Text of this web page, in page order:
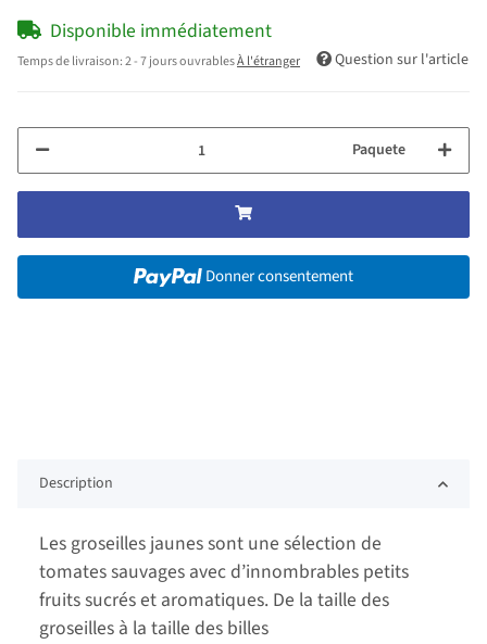
Disponible immédiatement
Temps de livraison:2 - 7 jours ouvrablesÀ l'étranger Question sur l'article
Paquete
Donner consentement
Description
Les groseilles jaunes sont une sélection de
tomates sauvages avec d’innombrables petits
fruits sucrés et aromatiques. De la taille des
groseilles à la taille des billes